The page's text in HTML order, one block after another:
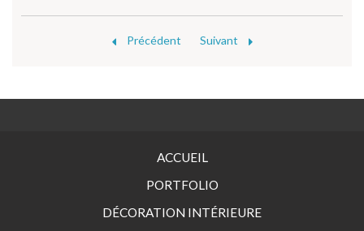
Précédent Suivant
ACCUEIL
PORTFOLIO
DÉCORATION INTÉRIEURE